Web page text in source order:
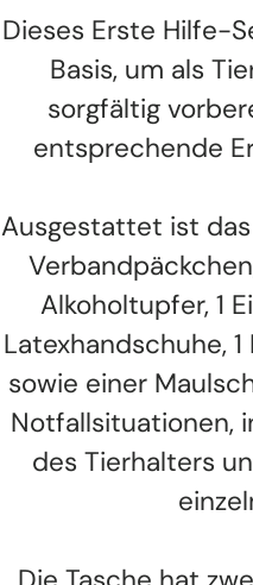
Dieses Erste Hilfe-
Basis, um als
sorgfältig
entsprechende
Ausgestattet ist das
Alkoholtupfer, 1
Latexhandschuhe,
sowie einer
Notfallsituationen,
des Tierhalters